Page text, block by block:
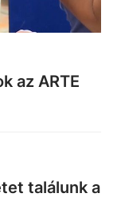
az ARTE
találunk a